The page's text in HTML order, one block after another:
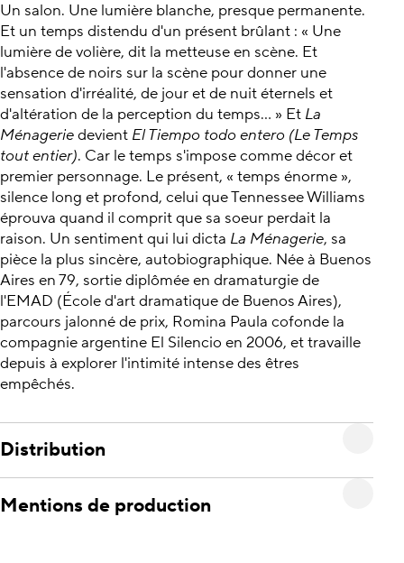
Un salon. Une lumière blanche, presque permanente.
Et un temps distendu d'un présent brûlant : « Une
lumière de volière, dit la metteuse en scène. Et
l'absence de noirs sur la scène pour donner une
sensation d'irréalité, de jour et de nuit éternels et
d'altération de la perception du temps... » Et La
Ménageriedevient El Tiempo todo entero (Le Temps
tout entier). Car le temps s'impose comme décor et
premier personnage. Le présent, « temps énorme »,
silence long et profond, celui que Tennessee Williams
éprouva quand il comprit que sa soeur perdait la
raison. Un sentiment qui lui dicta La Ménagerie, sa
pièce la plus sincère, autobiographique. Née à Buenos
Aires en 79, sortie diplômée en dramaturgie de
l'EMAD (École d'art dramatique de Buenos Aires),
parcours jalonné de prix, Romina Paula cofonde la
compagnie argentine El Silencio en 2006, et travaille
depuis à explorer l'intimité intense des êtres
empêchés.
Distribution
Mentions de production